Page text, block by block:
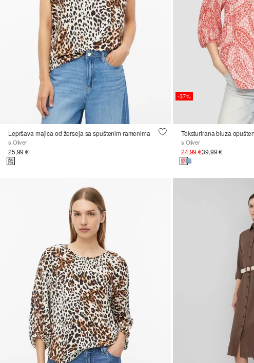
Lepršava majica od žerseja sa spuštenim ramenima
s.Oliver
25,99 €
-37%
s.Oliver
24,99 €39,99 €